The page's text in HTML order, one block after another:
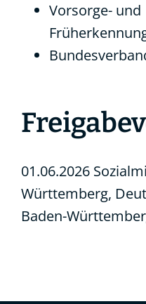
Vorsorge- und
01.06.2026
Württemberg,
Baden-